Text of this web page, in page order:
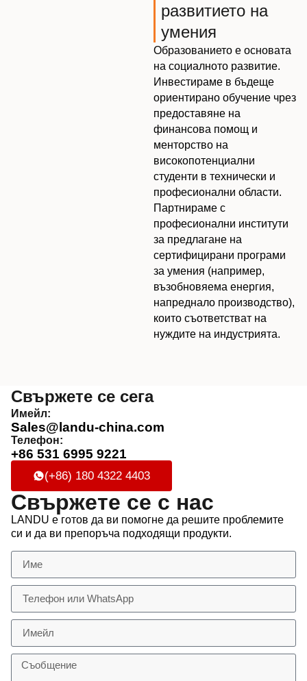
развитието на
умения
Образованието е основата
на социалното развитие.
Инвестираме в бъдеще
ориентирано обучение чрез
предоставяне на
финансова помощ и
менторство на
високопотенциални
студенти в технически и
професионални области.
Партнираме с
професионални институти
за предлагане на
сертифицирани програми
за умения (например,
възобновяема енергия,
напреднало производство),
които съответстват на
нуждите на индустрията.
Свържете се сега
Имейл:
Sales@landu-china.com
Телефон:
+86 531 6995 9221
(+86) 180 4322 4403
Свържете се с нас
LANDU е готов да ви помогне да решите проблемите
си и да ви препоръча подходящи продукти.